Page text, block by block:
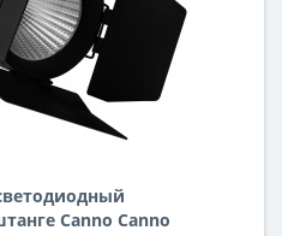
Canno Canno